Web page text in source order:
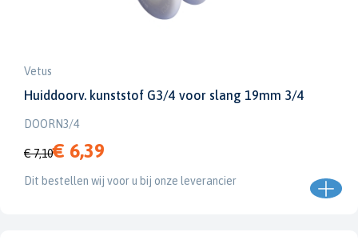
Vetus
Huiddoorv. kunststof G3/4 voor slang 19mm 3/4
DOORN3/4
€ 7,10€ 6,39
Dit bestellen wij voor u bij onze leverancier